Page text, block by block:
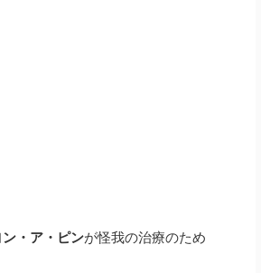
・ア・ピンが怪我の治療のため